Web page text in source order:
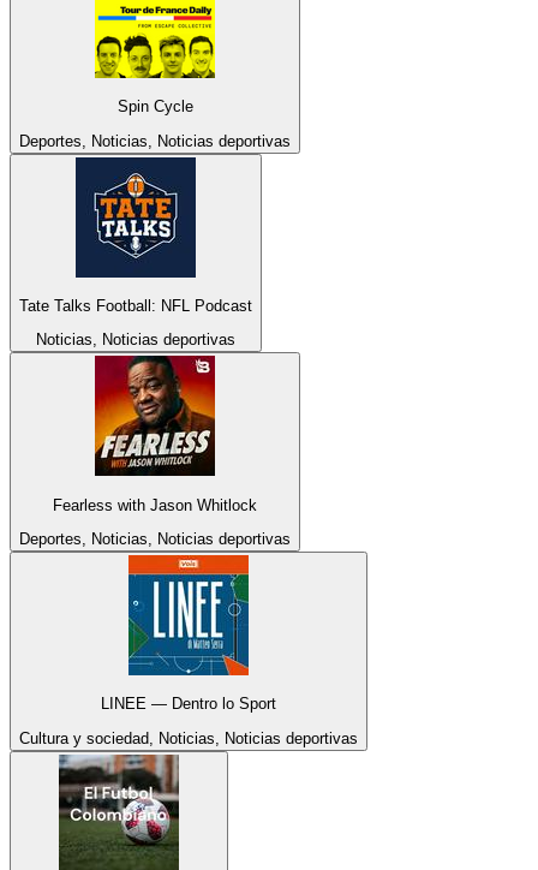
Spin Cycle
Deportes, Noticias, Noticias deportivas
Tate Talks Football: NFL Podcast
Noticias, Noticias deportivas
Fearless with Jason Whitlock
Deportes, Noticias, Noticias deportivas
LINEE — Dentro lo Sport
Cultura y sociedad, Noticias, Noticias deportivas